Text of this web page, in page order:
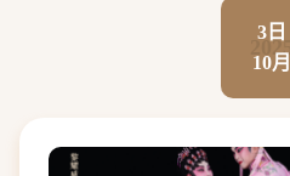
2025
3日
10月